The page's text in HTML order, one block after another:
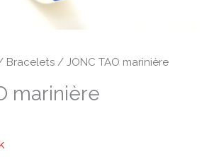
Bracelets / JONC TAO marinière
marinière